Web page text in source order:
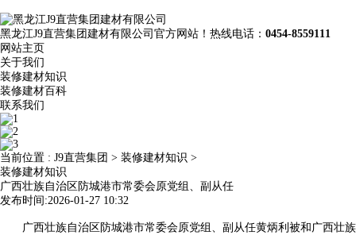
黑龙江J9直营集团建材有限公司官方网站！热线电话： 0454-8559111
网站主页
关于我们
装修建材知识
装修建材百科
联系我们
当前位置 : J9直营集团 > 装修建材知识 >
装修建材知识
广西壮族自治区防城港市常委会原党组、副从任
发布时间:2026-01-27 10:32
广西壮族自治区防城港市常委会原党组、副从任黄炳利被和广西壮族